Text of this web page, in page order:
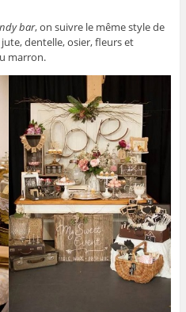
bar, on suivre le même style de
dentelle, osier, fleurs et
marron.